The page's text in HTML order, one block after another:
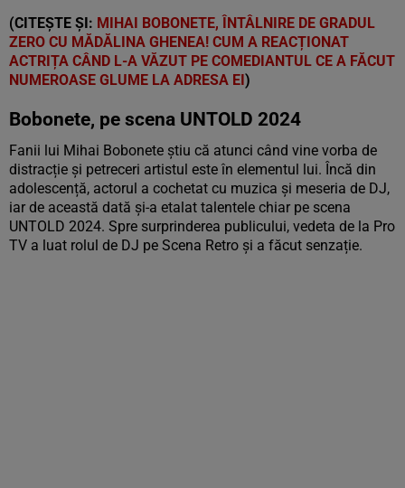
(CITEȘTE ȘI: MIHAI BOBONETE, ÎNTÂLNIRE DE GRADUL
ZERO CU MĂDĂLINA GHENEA! CUM A REACȚIONAT
ACTRIȚA CÂND L-A VĂZUT PE COMEDIANTUL CE A FĂCUT
NUMEROASE GLUME LA ADRESA EI)
Bobonete, pe scena UNTOLD 2024
Fanii lui Mihai Bobonete știu că atunci când vine vorba de
distracție și petreceri artistul este în elementul lui. Încă din
adolescență, actorul a cochetat cu muzica și meseria de DJ,
iar de această dată și-a etalat talentele chiar pe scena
UNTOLD 2024. Spre surprinderea publicului, vedeta de la Pro
TV a luat rolul de DJ pe Scena Retro și a făcut senzație.